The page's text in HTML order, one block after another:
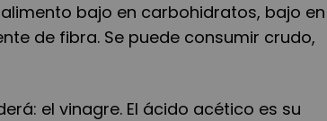
bajo en carbohidratos, bajo en
de fibra. Se puede consumir crudo,
el vinagre. El ácido acético es su